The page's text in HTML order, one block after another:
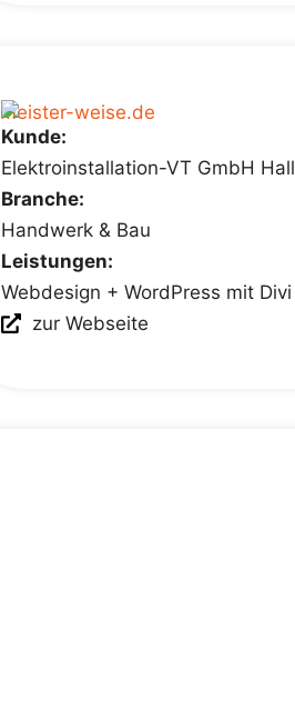
Kunde:
Elektroinstallation-VT GmbH
Branche:
Handwerk & Bau
Leistungen:
Webdesign + WordPress mit Divi
zur Webseite